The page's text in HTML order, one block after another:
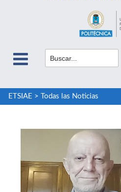
ETSIAE > Todas las Noticias